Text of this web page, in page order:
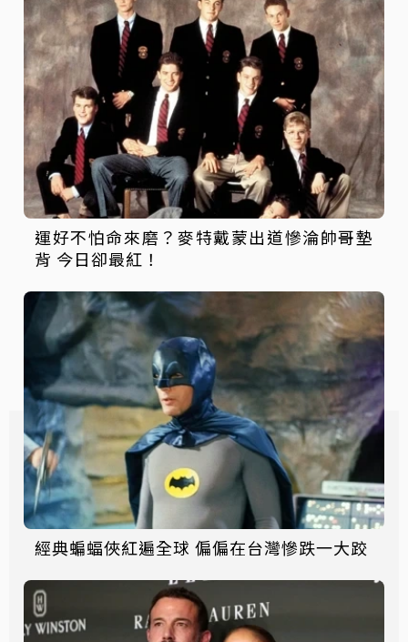
運好不怕命來磨？麥特戴蒙出道慘淪帥哥墊
背 今日卻最紅！
經典蝙蝠俠紅遍全球 偏偏在台灣慘跌一大跤